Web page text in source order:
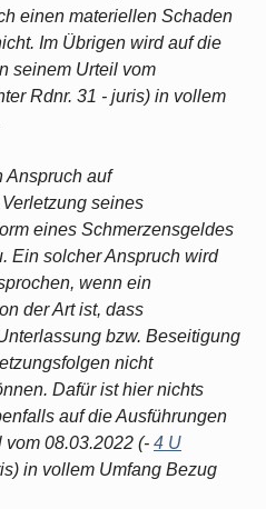
einen materiellen Schaden
Im Übrigen wird auf die
seinem Urteil vom
Rdnr. 31 - juris) in vollem
Anspruch auf
seines
eines Schmerzensgeldes
Ein solcher Anspruch wird
wenn ein
der Art ist, dass
bzw. Beseitigung
nicht
Dafür ist hier nichts
auf die Ausführungen
08.03.2022 (- 4 U
in vollem Umfang Bezug